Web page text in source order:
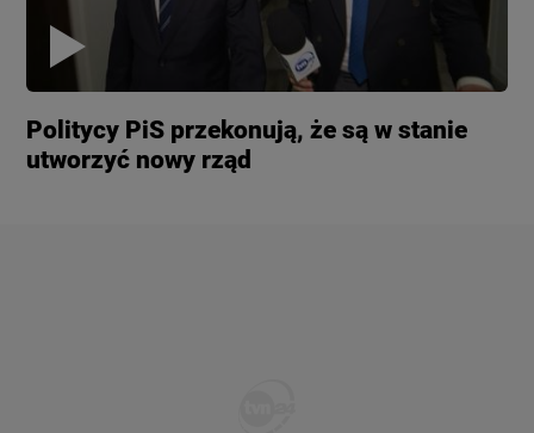
Politycy PiS przekonują, że są w stanie
utworzyć nowy rząd